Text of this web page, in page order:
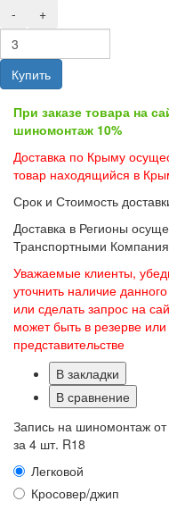
-
+
Купить
При заказе товара на
шиномонтаж 10%
Доставка по Крыму
товар находящийся в
Срок и Стоимость
Доставка в Регионы
Транспортными
Уважаемые клиенты,
уточнить наличие
или сделать запрос на
может быть в резерве
представительстве
В закладки
В сравнение
Запись на шиномонтаж от
за 4 шт. R18
Легковой
Кросовер/джип